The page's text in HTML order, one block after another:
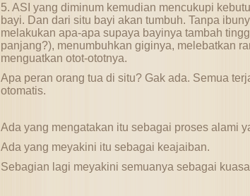
5. ASI yang diminum kemudian mencukupi
bayi. Dan dari situ bayi akan tumbuh. Tanpa
melakukan apa-apa supaya bayinya tambah
panjang?), menumbuhkan giginya, melebatkan
menguatkan otot-ototnya.
Apa peran orang tua di situ? Gak ada. Semua
otomatis.
Ada yang mengatakan itu sebagai proses alami
Ada yang meyakini itu sebagai keajaiban.
Sebagian lagi meyakini semuanya sebagai